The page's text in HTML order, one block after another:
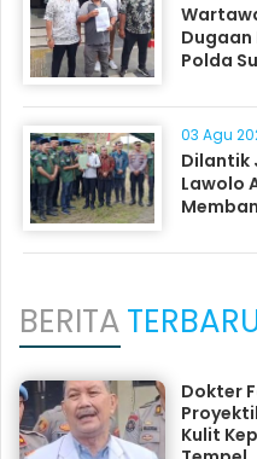
Dugaan
Polda
03 Agu
Dilantik
Lawolo
BERITA
Dokter
Kulit